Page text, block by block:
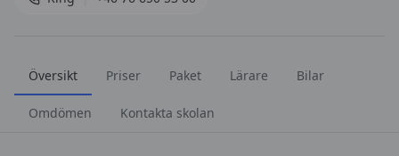
Översikt Priser Paket Lärare Bilar
Omdömen Kontakta skolan